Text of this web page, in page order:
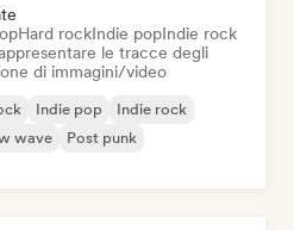
Hard rockIndie popIndie rock
le tracce degli
di immagini/video
Indie pop
Indie rock
wave
Post punk